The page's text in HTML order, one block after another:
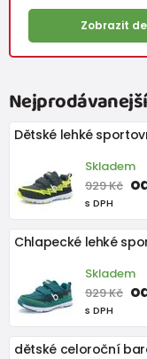
Zobrazit
Nejprodávanejší
Skladem
929 Kč
s DPH
Skladem
929 Kč
s DPH